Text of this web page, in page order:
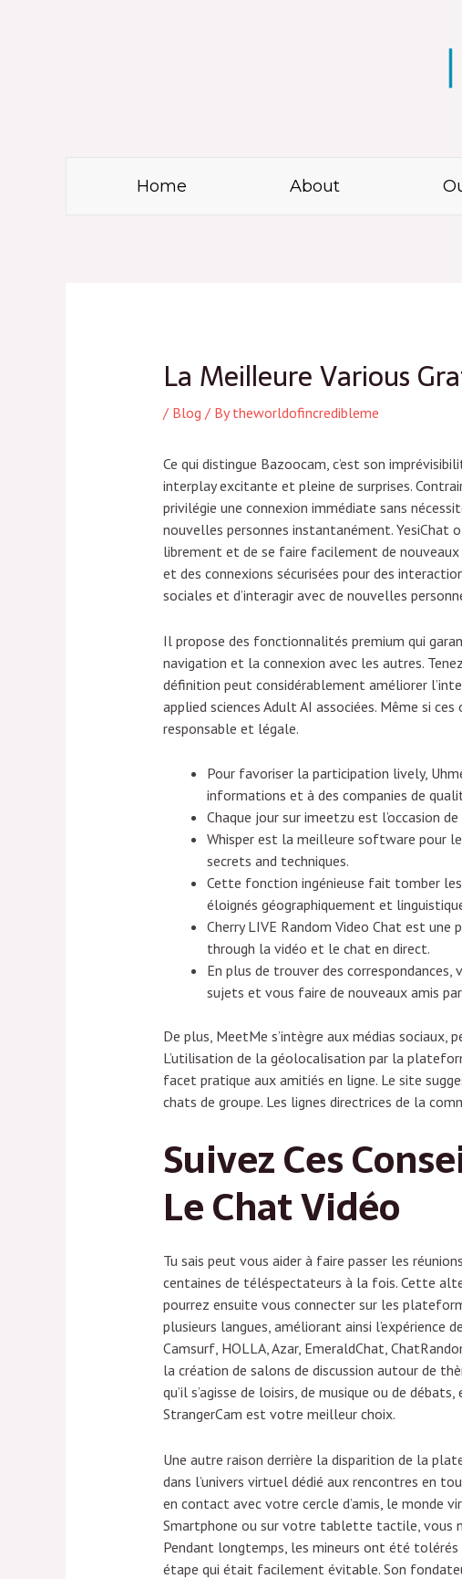
Home About
La Meilleure Various
/ Blog / Bytheworldofincredibleme
Ce qui distingue Bazoocam, c’est son
interplay excitante et pleine de surprises.
privilégie une connexion immédiate sans
nouvelles personnes instantanément.
librement et de se faire facilement de
et des connexions sécurisées pour des
sociales et d’interagir avec de nouvelles
Il propose des fonctionnalités premium qui
navigation et la connexion avec les autres.
définition peut considérablement améliorer
applied sciences Adult AI associées. Même si
responsable et légale.
Pour favoriser la participation lively,
informations et à des companies de
Chaque jour sur imeetzu est l’occasion
Whisper est la meilleure software pour
secrets and techniques.
Cette fonction ingénieuse fait tomber
éloignés géographiquement et
Cherry LIVE Random Video Chat est
through la vidéo et le chat en direct.
En plus de trouver des
sujets et vous faire de nouveaux amis
De plus, MeetMe s’intègre aux médias
L’utilisation de la géolocalisation par la
facet pratique aux amitiés en ligne. Le site
chats de groupe. Les lignes directrices de la
Suivez Ces
Le Chat Vidéo
Tu sais peut vous aider à faire passer les
centaines de téléspectateurs à la fois. Cette
pourrez ensuite vous connecter sur les
plusieurs langues, améliorant ainsi l’expérience
Camsurf, HOLLA, Azar, EmeraldChat,
la création de salons de discussion autour de
qu’il s’agisse de loisirs, de musique ou de
StrangerCam est votre meilleur choix.
Une autre raison derrière la disparition de la
dans l’univers virtuel dédié aux rencontres en
en contact avec votre cercle d’amis, le monde
Smartphone ou sur votre tablette tactile, vous
Pendant longtemps, les mineurs ont été
étape qui était facilement évitable. Son